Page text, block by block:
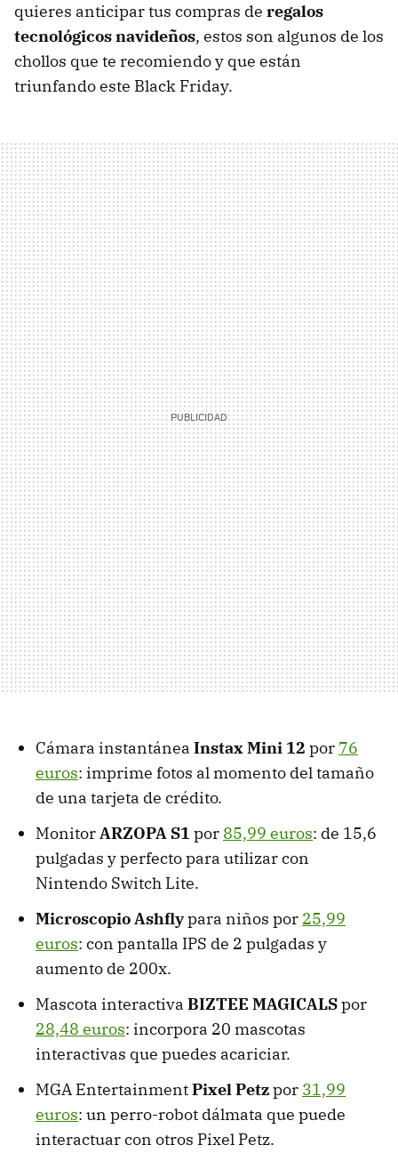
quieres anticipar tus compras de regalos
tecnológicos navideños, estos son algunos de los
chollos que te recomiendo y que están
triunfando este Black Friday.
Cámara instantánea Instax Mini 12 por 76
euros: imprime fotos al momento del tamaño
de una tarjeta de crédito.
MonitorARZOPA S1 por 85,99 euros: de 15,6
pulgadas y perfecto para utilizar con
Nintendo Switch Lite.
Microscopio Ashflypara niños por 25,99
euros: con pantalla IPS de 2 pulgadas y
aumento de 200x.
Mascota interactiva BIZTEE MAGICALSpor
28,48 euros: incorpora 20 mascotas
interactivas que puedes acariciar.
MGA EntertainmentPixel Petzpor 31,99
euros: un perro-robot dálmata que puede
interactuar con otros Pixel Petz.